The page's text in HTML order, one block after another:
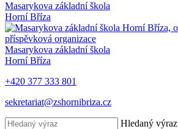
Masarykova základní škola
Horní Bříza
Masarykova základní škola
Horní Bříza
+420 377 333 801
sekretariat@zshornibriza.cz
Hledaný výraz